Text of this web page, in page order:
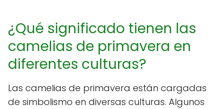
¿Qué significado tienen las
camelias de primavera en
diferentes culturas?
Las camelias de primavera están cargadas
de simbolismo en diversas culturas. Algunos